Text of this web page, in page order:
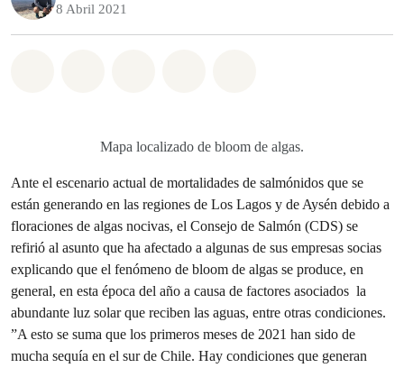
8 Abril 2021
Mapa localizado de bloom de algas.
Ante el escenario actual de mortalidades de salmónidos que se
están generando en las regiones de Los Lagos y de Aysén debido a
floraciones de algas nocivas, el Consejo de Salmón (CDS) se
refirió al asunto que ha afectado a algunas de sus empresas socias
explicando que el fenómeno de bloom de algas se produce, en
general, en esta época del año a causa de factores asociados la
abundante luz solar que reciben las aguas, entre otras condiciones.
”A esto se suma que los primeros meses de 2021 han sido de
mucha sequía en el sur de Chile. Hay condiciones que generan